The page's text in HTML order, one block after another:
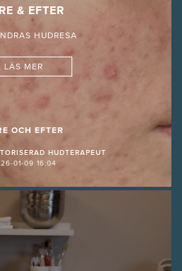
& EFTER
HUDRESA
LÄS MER
OCH EFTER
HUDTERAPEUT
01-09 16:04